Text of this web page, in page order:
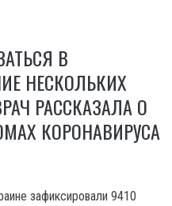
В
НЕСКОЛЬКИХ
РАССКАЗАЛА О
КОРОНАВИРУСА
зафиксировали 9410